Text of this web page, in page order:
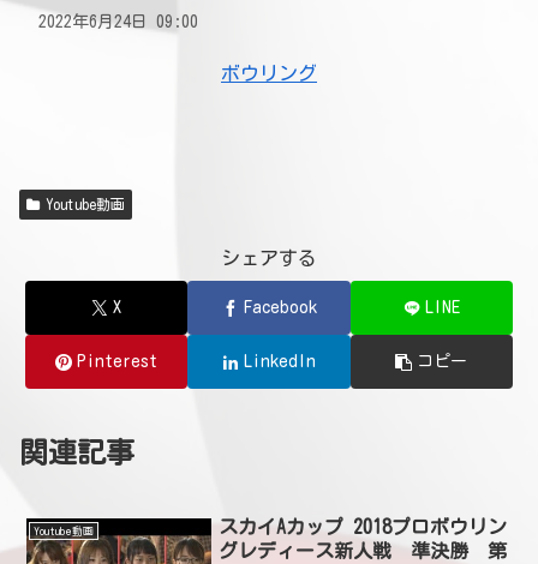
2022年6月24日 09:00
ボウリング
Youtube動画
シェアする
X Facebook LINE
Pinterest LinkedIn コピー
関連記事
Youtube動画
スカイAカップ 2018プロボウリン
グレディース新人戦 準決勝 第